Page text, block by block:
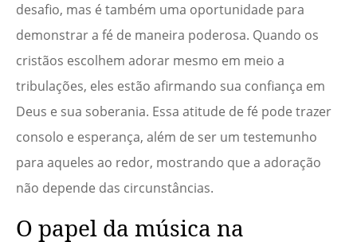
desafio, mas é também uma oportunidade para
demonstrar a fé de maneira poderosa. Quando os
cristãos escolhem adorar mesmo em meio a
tribulações, eles estão afirmando sua confiança em
Deus e sua soberania. Essa atitude de fé pode trazer
consolo e esperança, além de ser um testemunho
para aqueles ao redor, mostrando que a adoração
não depende das circunstâncias.
O papel da música na